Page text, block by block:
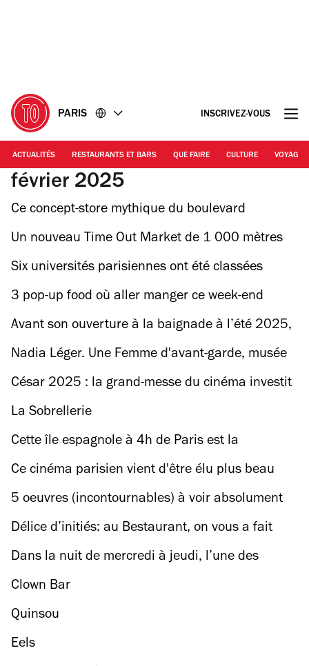
PARIS INSCRIVEZ-VOUS
ACTUALITÉS RESTAURANTS ET BARS QUE FAIRE CULTURE VOYAGE
février 2025
Ce concept-store mythique du boulevard
Beaumarchais ouvre une deuxième boutique
Un nouveau Time Out Market de 1 000 mètres
carrés va ouvrir à New York à l’automne
Six universités parisiennes ont été classées
parmi les 100 plus « prestigieuses » au monde
3 pop-up food où aller manger ce week-end
Avant son ouverture à la baignade à l’été 2025,
la Seine nommée citoyenne d’honneur de la ville
de Paris
Nadia Léger. Une Femme d'avant-garde, musée
Maillol
César 2025 : la grand-messe du cinéma investit
(cette année encore) la salle de concerts et
spectacles la plus mythique de Paris
La Sobrellerie
Cette île espagnole à 4h de Paris est la
destination la plus chaude d'Europe en hiver
Ce cinéma parisien vient d'être élu plus beau
cinéma du monde par Time Out
5 oeuvres (incontournables) à voir absolument
au Centre Pompidou avant sa fermeture pour
cinq ans de travaux
Délice d’initiés: au Bestaurant, on vous a fait
découvrir de grands espoirs de la gastronomie !
Dans la nuit de mercredi à jeudi, l’une des
futures stars du rap français va transformer le
Sacré en volcan
Clown Bar
Quinsou
Eels